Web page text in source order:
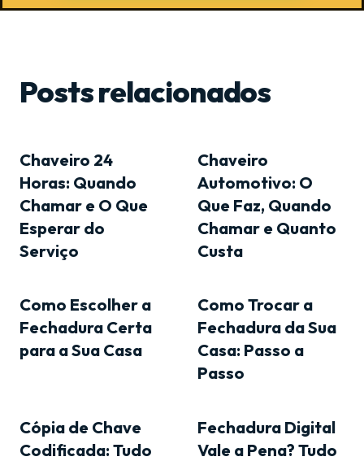
Posts relacionados
Chaveiro 24
Horas: Quando
Chamar e O Que
Esperar do
Serviço
Chaveiro
Automotivo: O
Que Faz, Quando
Chamar e Quanto
Custa
Como Escolher a
Fechadura Certa
para a Sua Casa
Como Trocar a
Fechadura da Sua
Casa: Passo a
Passo
Cópia de Chave
Codificada: Tudo
Fechadura Digital
Vale a Pena? Tudo